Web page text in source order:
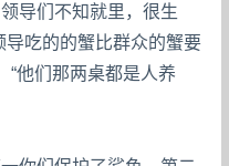
导们不知就里，很生
导吃的的蟹比群众的蟹要
“他们那两桌都是人养